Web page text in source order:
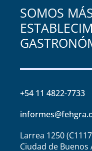
SOMOS
+54 11 4822-7733
Larrea 1250
Ciudad de